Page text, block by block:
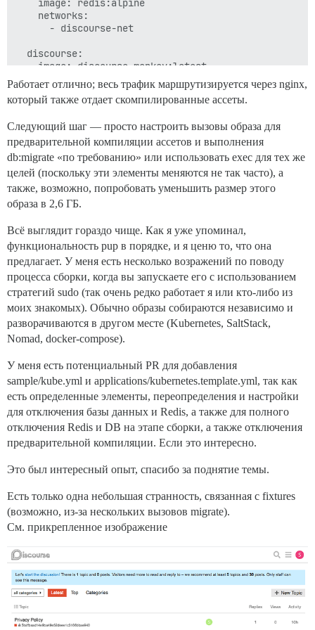
    image: redis:alpine
    networks:
      - discourse-net
  discourse:
    image: discourse-monkey:latest
    working_dir: /var/www/discourse
    command: bash /var/www/discourse/entrypoint.sh
    # ports:
    networks:
      - discourse-net
    volumes:
- ./entrypoint.sh:/var/www/discourse/
- ./config/unicorn.rb:/var/www/discourse/
- ./config/application.rb:/var/www/discourse/
- ./envs/production.rb:/var/www/discourse/
- ./generated/public/assets:/var/www/
- ./generated/public/images:/var/www/
- ./generated/public/uploads:/var/www/
- ./generated/public/javascripts:/var/www/
- ./generated/public/svg-sprite:/var/www/
    environment:
      LANG: en_US.UTF-8
      DISCOURSE_DEFAULT_LOCALE: en
      RAILS_ENV: production
## will be set automatically by bootstrap
      UNICORN_WORKERS: 3
## TODO: The domain name this Discourse
      DISCOURSE_HOSTNAME: discuss.monkey.tech:3001
      DOCKER_USE_HOSTNAME: "true"
## hostname (-h option) as specified above
## TODO: List of comma delimited emails that
## on initial signup example
DISCOURSE_DEVELOPER_EMAILS:
## TODO: The SMTP mail server used to validate
# SMTP ADDRESS, username, and password are
# WARNING the char '#' in SMTP password can
      DISCOURSE_SMTP_ADDRESS: mailhog
      #DISCOURSE_SMTP_PORT: 587
      DISCOURSE_SMTP_USER_NAME: mailhog
Работает отлично; весь трафик маршрутизируется через nginx,
который также отдает скомпилированные ассеты.
Следующий шаг — просто настроить вызовы образа для
предварительной компиляции ассетов и выполнения
db:migrate «по требованию» или использовать exec для тех же
целей (поскольку эти элементы меняются не так часто), а
также, возможно, попробовать уменьшить размер этого
образа в 2,6 ГБ.
Всё выглядит гораздо чище. Как я уже упоминал,
функциональность pup в порядке, и я ценю то, что она
предлагает. У меня есть несколько возражений по поводу
процесса сборки, когда вы запускаете его с использованием
стратегий sudo (так очень редко работает я или кто-либо из
моих знакомых). Обычно образы собираются независимо и
разворачиваются в другом месте (Kubernetes, SaltStack,
Nomad, docker-compose).
У меня есть потенциальный PR для добавления
sample/kube.yml и applications/kubernetes.template.yml, так как
есть определенные элементы, переопределения и настройки
для отключения базы данных и Redis, а также для полного
отключения Redis и DB на этапе сборки, а также отключения
предварительной компиляции. Если это интересно.
Это был интересный опыт, спасибо за поднятие темы.
Есть только одна небольшая странность, связанная с fixtures
(возможно, из-за нескольких вызовов migrate).
См. прикрепленное изображение